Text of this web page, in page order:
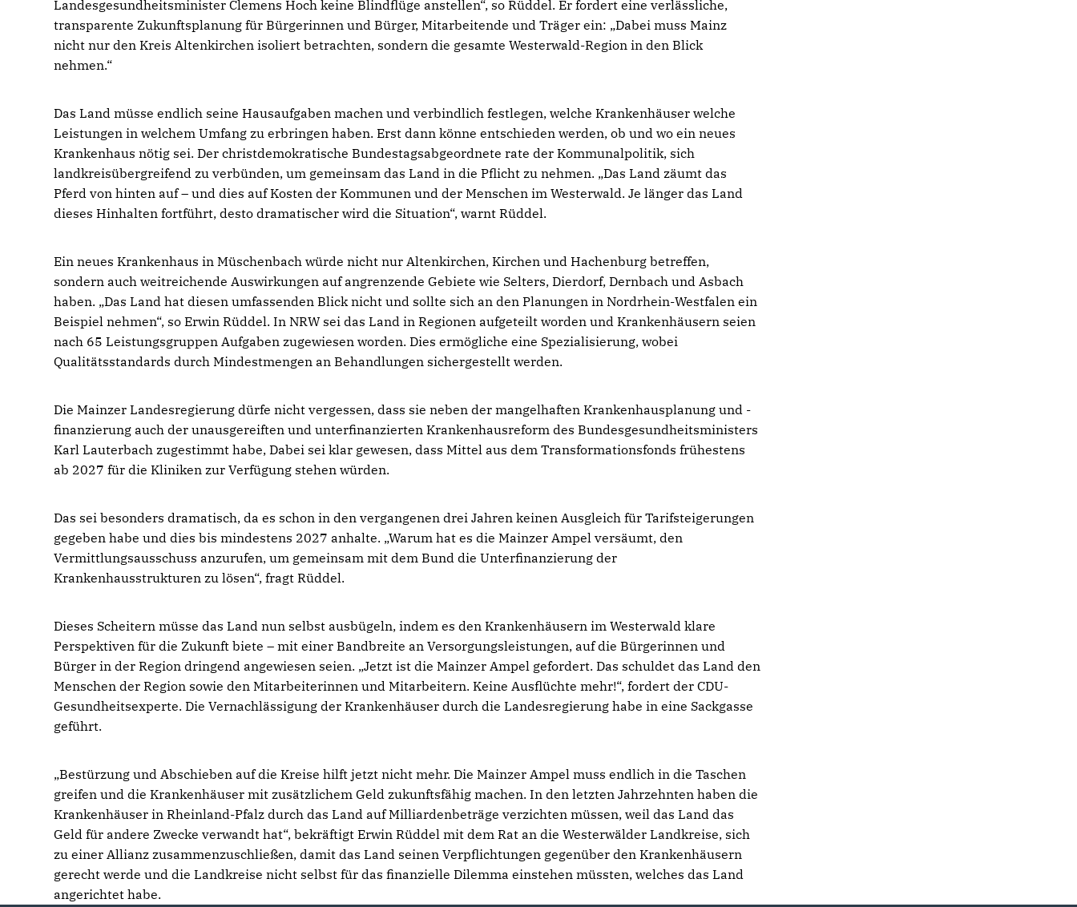
Landesgesundheitsminister Clemens Hoch keine Blindflüge anstellen“, so Rüddel. Er fordert eine verlässliche,
transparente Zukunftsplanung für Bürgerinnen und Bürger, Mitarbeitende und Träger ein: „Dabei muss Mainz
nicht nur den Kreis Altenkirchen isoliert betrachten, sondern die gesamte Westerwald-Region in den Blick
nehmen.“
Das Land müsse endlich seine Hausaufgaben machen und verbindlich festlegen, welche Krankenhäuser welche
Leistungen in welchem Umfang zu erbringen haben. Erst dann könne entschieden werden, ob und wo ein neues
Krankenhaus nötig sei. Der christdemokratische Bundestagsabgeordnete rate der Kommunalpolitik, sich
landkreisübergreifend zu verbünden, um gemeinsam das Land in die Pflicht zu nehmen. „Das Land zäumt das
Pferd von hinten auf – und dies auf Kosten der Kommunen und der Menschen im Westerwald. Je länger das Land
dieses Hinhalten fortführt, desto dramatischer wird die Situation“, warnt Rüddel.
Ein neues Krankenhaus in Müschenbach würde nicht nur Altenkirchen, Kirchen und Hachenburg betreffen,
sondern auch weitreichende Auswirkungen auf angrenzende Gebiete wie Selters, Dierdorf, Dernbach und Asbach
haben. „Das Land hat diesen umfassenden Blick nicht und sollte sich an den Planungen in Nordrhein-Westfalen ein
Beispiel nehmen“, so Erwin Rüddel. In NRW sei das Land in Regionen aufgeteilt worden und Krankenhäusern seien
nach 65 Leistungsgruppen Aufgaben zugewiesen worden. Dies ermögliche eine Spezialisierung, wobei
Qualitätsstandards durch Mindestmengen an Behandlungen sichergestellt werden.
Die Mainzer Landesregierung dürfe nicht vergessen, dass sie neben der mangelhaften Krankenhausplanung und -
finanzierung auch der unausgereiften und unterfinanzierten Krankenhausreform des Bundesgesundheitsministers
Karl Lauterbach zugestimmt habe, Dabei sei klar gewesen, dass Mittel aus dem Transformationsfonds frühestens
ab 2027 für die Kliniken zur Verfügung stehen würden.
Das sei besonders dramatisch, da es schon in den vergangenen drei Jahren keinen Ausgleich für Tarifsteigerungen
gegeben habe und dies bis mindestens 2027 anhalte. „Warum hat es die Mainzer Ampel versäumt, den
Vermittlungsausschuss anzurufen, um gemeinsam mit dem Bund die Unterfinanzierung der
Krankenhausstrukturen zu lösen“, fragt Rüddel.
Dieses Scheitern müsse das Land nun selbst ausbügeln, indem es den Krankenhäusern im Westerwald klare
Perspektiven für die Zukunft biete – mit einer Bandbreite an Versorgungsleistungen, auf die Bürgerinnen und
Bürger in der Region dringend angewiesen seien. „Jetzt ist die Mainzer Ampel gefordert. Das schuldet das Land den
Menschen der Region sowie den Mitarbeiterinnen und Mitarbeitern. Keine Ausflüchte mehr!“, fordert der CDU-
Gesundheitsexperte. Die Vernachlässigung der Krankenhäuser durch die Landesregierung habe in eine Sackgasse
geführt.
Bestürzung und Abschieben auf die Kreise hilft jetzt nicht mehr. Die Mainzer Ampel muss endlich in die Taschen
greifen und die Krankenhäuser mit zusätzlichem Geld zukunftsfähig machen. In den letzten Jahrzehnten haben die
Krankenhäuser in Rheinland-Pfalz durch das Land auf Milliardenbeträge verzichten müssen, weil das Land das
Geld für andere Zwecke verwandt hat“, bekräftigt Erwin Rüddel mit dem Rat an die Westerwälder Landkreise, sich
zu einer Allianz zusammenzuschließen, damit das Land seinen Verpflichtungen gegenüber den Krankenhäusern
gerecht werde und die Landkreise nicht selbst für das finanzielle Dilemma einstehen müssten, welches das Land
angerichtet habe.